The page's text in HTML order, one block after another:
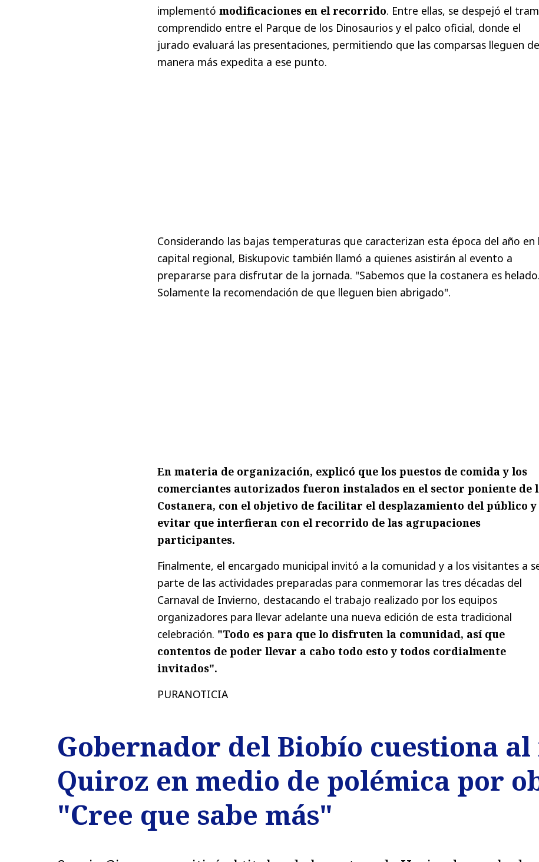
implementó modificaciones en el recorrido. Entre ellas, se despejó el
comprendido entre el Parque de los Dinosaurios y el palco oficial, donde el
jurado evaluará las presentaciones, permitiendo que las comparsas lleguen de
manera más expedita a ese punto.
Considerando las bajas temperaturas que caracterizan esta época del año en
capital regional, Biskupovic también llamó a quienes asistirán al evento a
prepararse para disfrutar de la jornada. "Sabemos que la costanera es helado.
Solamente la recomendación de que lleguen bien abrigado".
En materia de organización, explicó que los puestos de comida y los
comerciantes autorizados fueron instalados en el sector poniente de
Costanera, con el objetivo de facilitar el desplazamiento del público y
evitar que interfieran con el recorrido de las agrupaciones
participantes.
Finalmente, el encargado municipal invitó a la comunidad y a los visitantes a
parte de las actividades preparadas para conmemorar las tres décadas del
Carnaval de Invierno, destacando el trabajo realizado por los equipos
organizadores para llevar adelante una nueva edición de esta tradicional
celebración. "Todo es para que lo disfruten la comunidad, así que
contentos de poder llevar a cabo todo esto y todos cordialmente
invitados".
PURANOTICIA
Gobernador del Biobío cuestiona
Quiroz en medio de polémica por
"Cree que sabe más"